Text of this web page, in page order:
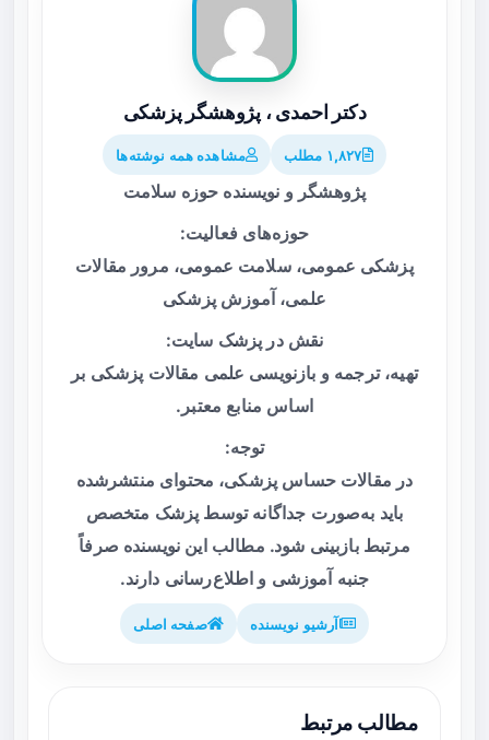
دکتر احمدی ، پژوهشگر پزشکی
۱,۸۲۷ مطلب مشاهده همه نوشته‌ها
پژوهشگر و نویسنده حوزه سلامت
حوزه‌های فعالیت:
پزشکی عمومی، سلامت عمومی، مرور مقالات
علمی، آموزش پزشکی
نقش در پزشک سایت:
تهیه، ترجمه و بازنویسی علمی مقالات پزشکی بر
اساس منابع معتبر.
توجه:
در مقالات حساس پزشکی، محتوای منتشرشده
باید به‌صورت جداگانه توسط پزشک متخصص
مرتبط بازبینی شود. مطالب این نویسنده صرفاً
جنبه آموزشی و اطلاع‌رسانی دارند.
آرشیو نویسنده صفحه اصلی
مطالب مرتبط